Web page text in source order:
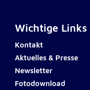
Wichtige Links
Kontakt
Aktuelles & Presse
Newsletter
Fotodownload
Google Tag
Anbieter: